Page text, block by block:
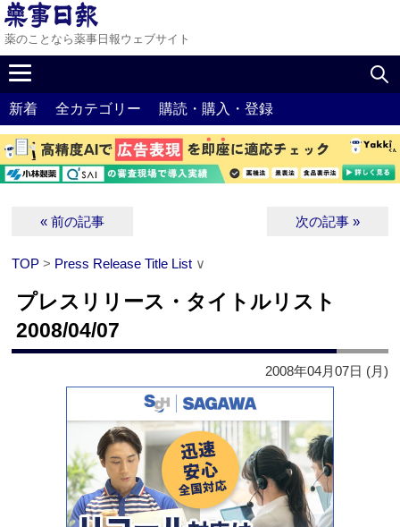
薬のことなら薬事日報ウェブサイト
新着 全カテゴリー 購読・購入・登録
« 前の記事 次の記事 »
TOP > Press Release Title List ∨
プレスリリース・タイトルリスト
2008/04/07
2008年04月07日 (月)